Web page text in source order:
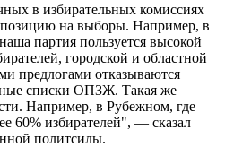
в избирательных комиссиях
на выборы. Например, в
партия пользуется высокой
городской и областной
предлогами отказываются
списки ОПЗЖ. Такая же
Например, в Рубежном, где
60% избирателей", — сказал
политсилы.